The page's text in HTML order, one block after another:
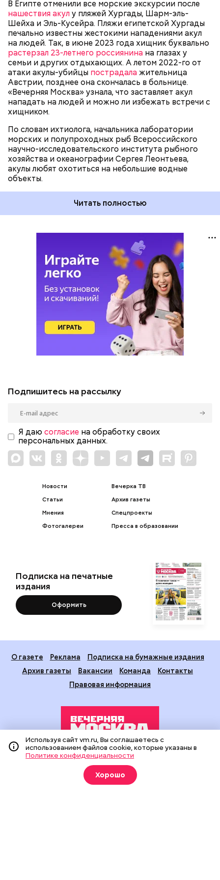
В Египте отменили все морские экскурсии после
нашествия акулу пляжей Хургады, Шарм-эль-
Шейха и Эль-Кусейра. Пляжи египетской Хургады
печально известны жестокими нападениями акул
на людей. Так, в июне 2023 года хищник буквально
растерзал 23-летнего россиянина на глазах у
семьи и других отдыхающих. А летом 2022-го от
атаки акулы-убийцы пострадалажительница
Австрии, позднее она скончалась в больнице.
«Вечерняя Москва» узнала, что заставляет акул
нападать на людей и можно ли избежать встречи с
хищником.
По словам ихтиолога, начальника лаборатории
морских и полупроходных рыб Всероссийского
научно-исследовательского института рыбного
хозяйства и океанографии Сергея Леонтьева,
акулы любят охотиться на небольшие водные
объекты.
пассажиры таких плавательных средств
оказывались жертвами этих хищных рыб, — сказал
собеседник «ВМ».
Читать полностью
БЕЗОПАСНОСТЬ СМЕРТЬ РЫБА
Подпишитесь на рассылку
Я даю согласие на обработку своих
персональных данных.
Новости
Статьи
Мнения
Фотогалереи
Вечерка ТВ
Архив газеты
Спецпроекты
Пресса в образовании
Подписка на печатные
издания
Оформить
О газете Реклама
Подписка на бумажные издания
Архив газеты
Вакансии Команда
Контакты
Правовая информация
Издание создано при финансовой поддержке Департамента
средств массовой информации и рекламы города Москвы.
На сайте применяются рекомендательные технологии
(информационные технологии предоставления информации
Используя сайт vm.ru, Вы соглашаетесь с
использованием файлов cookie, которые указаны в
Политике конфиденциальности
Хорошо